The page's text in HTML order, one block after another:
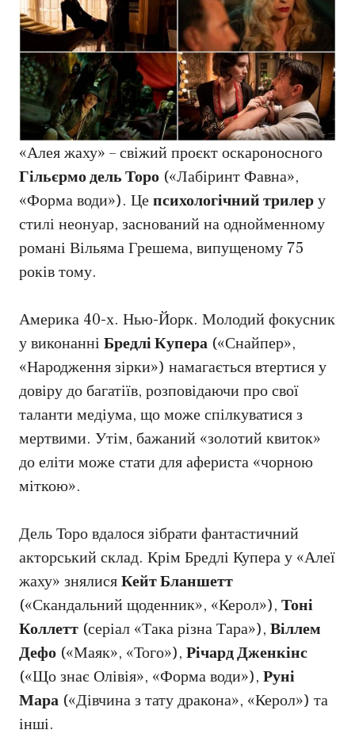
«Алея жаху» – свіжий проєкт оскароносного
Гільєрмо дель Торо («Лабіринт Фавна»,
«Форма води»). Цепсихологічний трилеру
стилі неонуар, заснований на однойменному
романі Вільяма Грешема, випущеному 75
років тому.
Америка 40-х. Нью-Йорк. Молодий фокусник
у виконанні Бредлі Купера («Снайпер»,
«Народження зірки») намагається втертися у
довіру до багатіїв, розповідаючи про свої
таланти медіума, що може спілкуватися з
мертвими. Утім, бажаний «золотий квиток»
до еліти може стати для афериста «чорною
міткою».
Дель Торо вдалося зібрати фантастичний
акторський склад. Крім Бредлі Купера у «Алеї
жаху» знялисяКейт Бланшетт
(«Скандальний щоденник», «Керол»), Тоні
Коллетт (серіал «Така різна Тара»), Віллем
Дефо («Маяк», «Того»), Річард Дженкінс
(«Що знає Олівія», «Форма води»), Руні
Мара («Дівчина з тату дракона», «Керол») та
інші.